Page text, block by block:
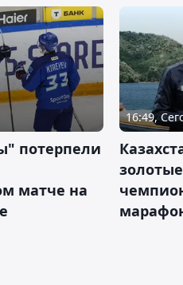
потерпели
матче на
16:49,